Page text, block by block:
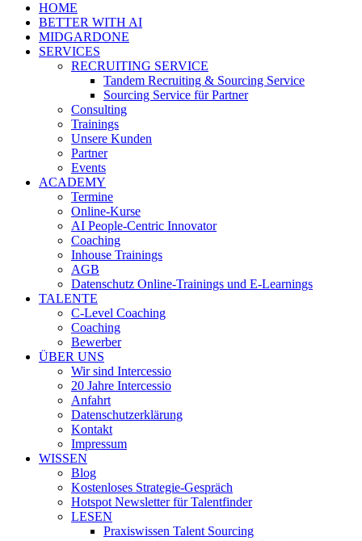
HOME
BETTER WITH AI
MIDGARDONE
SERVICES
RECRUITING SERVICE
Tandem Recruiting & Sourcing Service
Sourcing Service für Partner
Consulting
Trainings
Unsere Kunden
Partner
Events
ACADEMY
Termine
Online-Kurse
AI People-Centric Innovator
Coaching
Inhouse Trainings
AGB
Datenschutz Online-Trainings und E-Learnings
TALENTE
C-Level Coaching
Coaching
Bewerber
ÜBER UNS
Wir sind Intercessio
20 Jahre Intercessio
Anfahrt
Datenschutzerklärung
Kontakt
Impressum
WISSEN
Blog
Kostenloses Strategie-Gespräch
Hotspot Newsletter für Talentfinder
LESEN
Praxiswissen Talent Sourcing